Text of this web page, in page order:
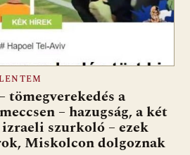
tömegverekedés a
– hazugság, a két
szurkoló – ezek
Miskolcon dolgoznak